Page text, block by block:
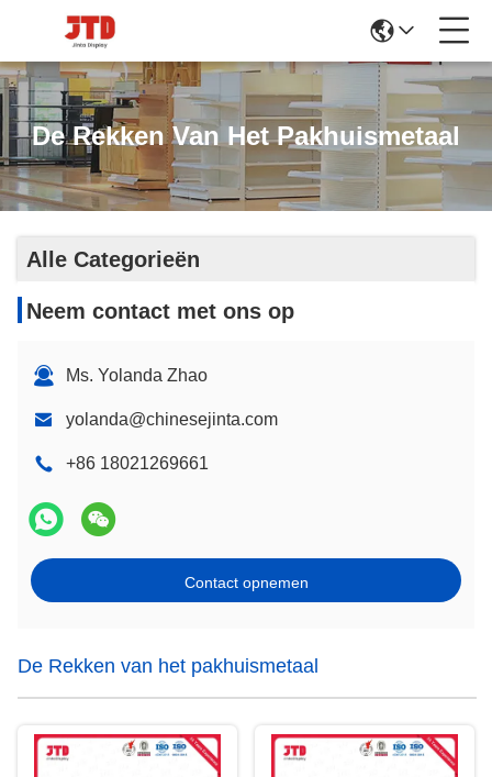
De Rekken Van Het Pakhuismetaal
Alle Categorieën
Neem contact met ons op
Ms. Yolanda Zhao
yolanda@chinesejinta.com
+86 18021269661
Contact opnemen
De Rekken van het pakhuismetaal